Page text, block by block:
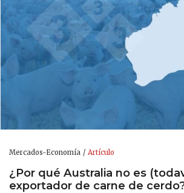
Mercados-Economía Artículo
¿Por qué Australia no es
exportador de carne de